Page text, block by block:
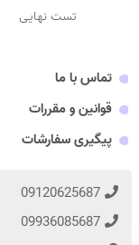
تست نهایی
تماس با ما
قوانین و مقررات
پیگیری سفارشات
09120625687
09936085687